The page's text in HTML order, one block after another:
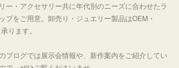
ー・アクセサリー共に年代別のニーズに合わせたラ
プをご用意。卸売り・ジュエリー製品はOEM・
ります。
ブログでは展示会情報や、新作案内をご紹介してい